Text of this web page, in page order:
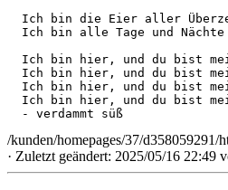
Ich bin die Eier aller
Ich bin alle Tage und Nächte
Ich bin hier, und du bist
Ich bin hier, und du bist
Ich bin hier, und du bist
Ich bin hier, und du bist
  - verdammt süß
/kunden/homepages/37/
· Zuletzt geändert: 2025/05/16 22:49